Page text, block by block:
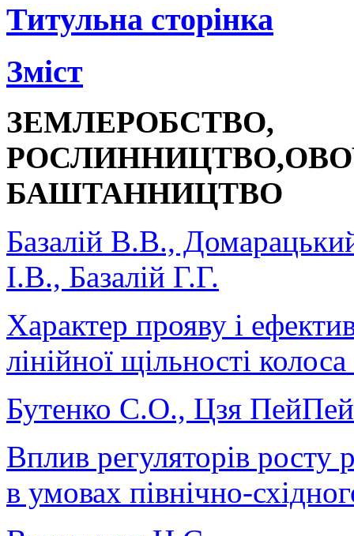
Титульна сторінка
Зміст
ЗЕМЛЕРОБСТВО,
РОСЛИННИЦТВО,
БАШТАННИЦТВО
Базалій В.В.,
І.В., Базалій Г.Г.
Характер прояву і
лінійної щільності
Бутенко С.О., Цзя ПейПей
Вплив регуляторів росту
в умовах північно-